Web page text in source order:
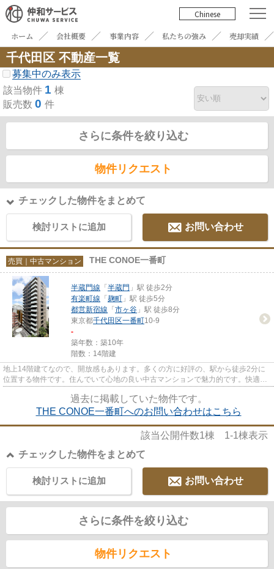
Chinese
ホーム 会社概要 事業内容 私たちの強み 売却実績
千代田区 不動産一覧
募集中のみ表示
該当物件 1 棟
販売数 0 件
さらに条件を絞り込む
物件リクエスト
チェックした物件をまとめて
検討リストに追加 お問い合わせ
売買｜中古マンション THE CONOE一番町
半蔵門線 「 半蔵門 」駅 徒歩2分
有楽町線 「 麹町 」駅 徒歩5分
都営新宿線 「 市ヶ谷 」駅 徒歩8分
東京都千代田区一番町10-9
-
築年数：築10年
階数：14階建
地上14階建てなので、開放感もあります。多くの方に好評の、駅から徒歩2分に
位置する物件です。住んでいて心地の良い中古マンションで魅力的です。快適な
過去に掲載していた物件です。
THE CONOE一番町へのお問い合わせはこちら
該当公開件数1棟 1-1棟表示
チェックした物件をまとめて
お問い合わせ
検討リストに追加
さらに条件を絞り込む
物件リクエスト